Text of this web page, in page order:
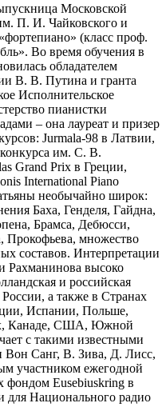
Московской
П. И. Чайковского и
(класс проф.
Во время обучения в
обладателем
В. В. Путина и гранта
Исполнительское
пианистки
– она лауреат и призер
Jurmala-98 в Латвии,
им. С. В.
Grand Prix в Греции,
International Piano
необычайно широк:
Баха, Генделя, Гайдна,
Брамса, Дебюсси,
Прокофьева, множество
составов. Интерпретации
Рахманинова высоко
и российская
а также в Странах
Испании, Польше,
Канаде, США, Южной
с такими известными
Санг, В. Зива, Д. Лисс,
участником ежегодной
фондом Eusebiuskring в
для Национального радио